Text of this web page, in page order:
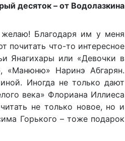
десяток – от Водолазкина
Благодаря им у меня
почитать что-то интересное
Янагихары или «Девочки в
«Манюню» Наринэ Абгарян.
Иногда не только дают
века» Флориана Иллиеса
не только новое, но и
Горького – тоже подарок